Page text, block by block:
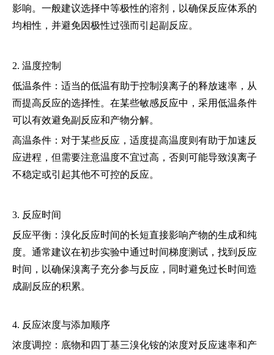
影响。一般建议选择中等极性的溶剂，以确保反应体系的
均相性，并避免因极性过强而引起副反应。
2. 温度控制
低温条件：适当的低温有助于控制溴离子的释放速率，从
而提高反应的选择性。在某些敏感反应中，采用低温条件
可以有效避免副反应和产物分解。
高温条件：对于某些反应，适度提高温度则有助于加速反
应进程，但需要注意温度不宜过高，否则可能导致溴离子
不稳定或引起其他不可控的反应。
3. 反应时间
反应平衡：溴化反应时间的长短直接影响产物的生成和纯
度。通常建议在初步实验中通过时间梯度测试，找到反应
时间，以确保溴离子充分参与反应，同时避免过长时间造
成副反应的积累。
4. 反应浓度与添加顺序
浓度调控：底物和四丁基三溴化铵的浓度对反应速率和产